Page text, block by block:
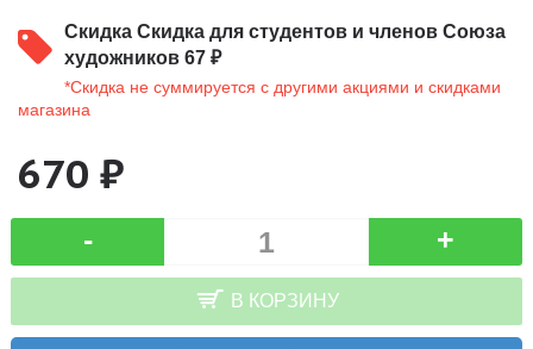
Скидка Скидка для студентов и членов Союза
художников 67 ₽
*Скидка не суммируется с другими акциями и скидками
магазина
670 ₽
- +
В КОРЗИНУ